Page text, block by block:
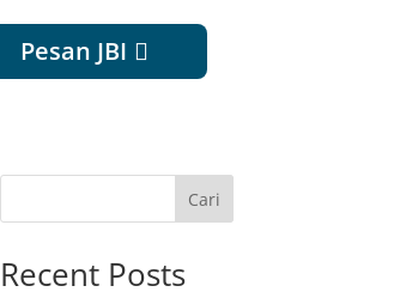
Pesan JBI
Cari
Recent Posts